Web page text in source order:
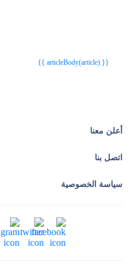
{{ articleBody(article) }}
أعلن معنا
اتصل بنا
سياسة الخصوصية